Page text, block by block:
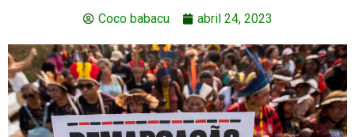
Coco babacu abril 24, 2023